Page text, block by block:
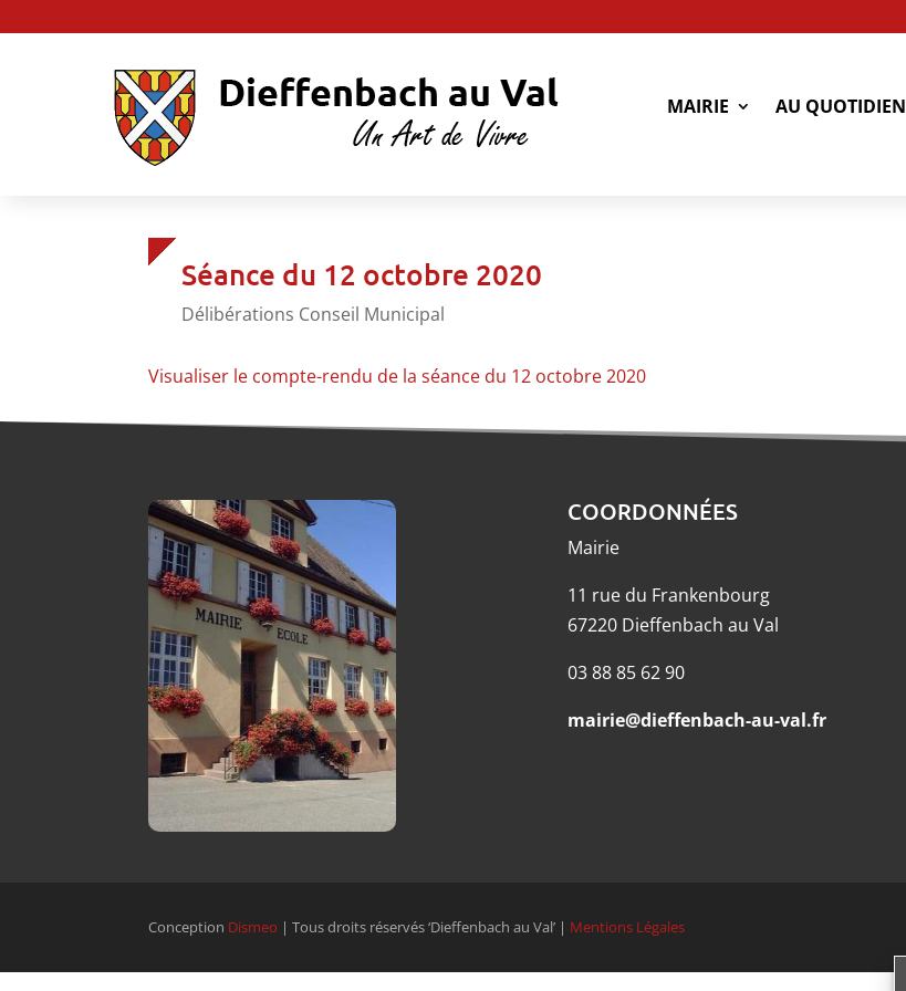
MAIRIE AU QUOTIDIEN
Séance du 12 octobre 2020
Délibérations Conseil Municipal
Visualiser le compte-rendu de la séance du 12 octobre 2020
COORDONNÉES
Mairie
11 rue du Frankenbourg
67220 Dieffenbach au Val
03 88 85 62 90
mairie@dieffenbach-au-val.fr
Conception Dismeo | Tous droits réservés ‘Dieffenbach au Val’ | Mentions Légales